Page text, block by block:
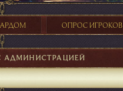
ОПРОС ИГРОКОВ
АДМИНИСТРАЦИЕЙ